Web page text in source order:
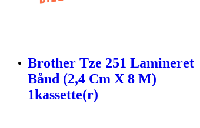
Brother Tze 251 Lamineret
Bånd (2,4 Cm X 8 M)
1kassette(r)